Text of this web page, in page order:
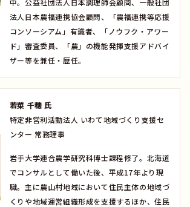
法人日本農福連携協会顧問、「農福連携等応援
コンソーシアム」有識者、「ノウフク・アワー
ド」審査委員、「農」の機能発揮支援アドバイ
ザー等を兼任・歴任。
若菜 千穂 氏
特定非営利活動法人 いわて地域づくり支援セ
ンター 常務理事
岩手大学連合農学研究科博士課程修了。北海道
でコンサルとして働いた後、平成17年より現
職。主に農山村地域において住民主体の地域づ
くりや地域運営組織形成を支援するほか、住民